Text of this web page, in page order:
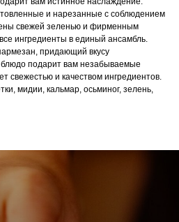
и нарезанные с соблюдением
свежей зеленью и фирменным
ингредиенты в единый ансамбль.
придающий вкусу
подарит вам незабываемые
свежестью и качеством ингредиентов.
мидии, кальмар, осьминог, зелень,